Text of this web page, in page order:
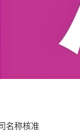
名称核准